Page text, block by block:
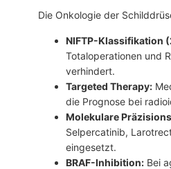
Die Onkologie der
NIFTP-Klassifikation
Totaloperationen und
verhindert.
Targeted Therapy:
die Prognose bei
Molekulare
Selpercatinib,
eingesetzt.
BRAF-Inhibition:Bei